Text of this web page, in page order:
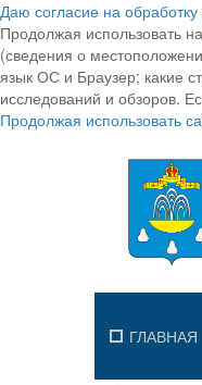
Даю согласие на
Продолжая использовать
(сведения о
язык ОС и Браузер; какие
исследований и обзоров.
Продолжая использовать
ГЛАВНАЯ